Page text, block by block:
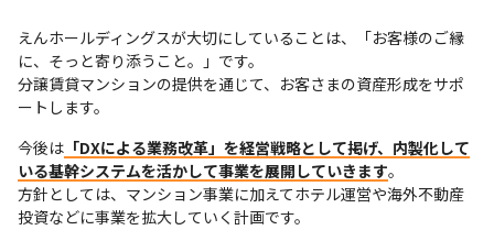
えんホールディングスが大切にしていることは、「お客様のご縁
に、そっと寄り添うこと。」です。
分譲賃貸マンションの提供を通じて、お客さまの資産形成をサポ
ートします。
今後は 「DXによる業務改革」を経営戦略として掲げ、内製化して
いる基幹システムを活かして事業を展開していきます。
方針としては、マンション事業に加えてホテル運営や海外不動産
投資などに事業を拡大していく計画です。